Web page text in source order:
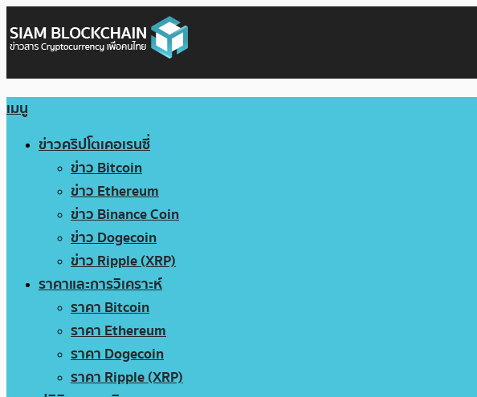
เมนู
ข่าวคริปโตเคอเรนซี่
ข่าว Bitcoin
ข่าว Ethereum
ข่าว Binance Coin
ข่าว Dogecoin
ข่าว Ripple (XRP)
ราคาและการวิเคราะห์
ราคา Bitcoin
ราคา Ethereum
ราคา Dogecoin
ราคา Ripple (XRP)